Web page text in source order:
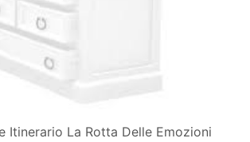
Itinerario La Rotta Delle Emozioni